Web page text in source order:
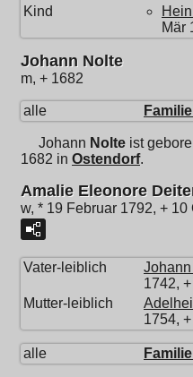
Kind
Mär
Johann Nolte
m, + 1682
alle
Johann Nolte ist
1682 in Ostendorf.
Amalie Eleonore
w, * 19 Februar 1792, + 10
Vater-leiblich
1742,
Mutter-leiblich
1754,
alle